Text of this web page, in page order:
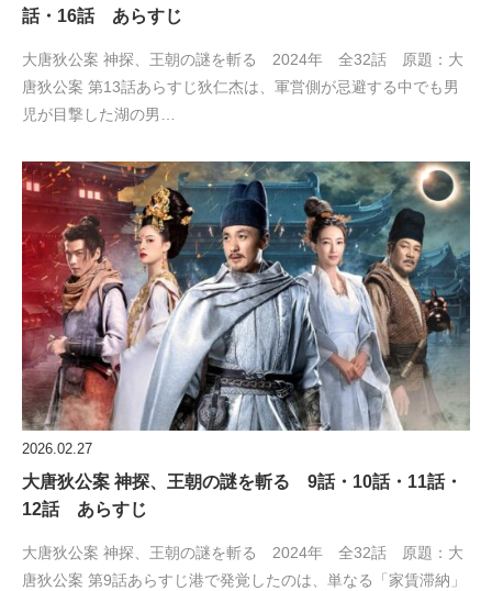
話・16話 あらすじ
大唐狄公案 神探、王朝の謎を斬る 2024年 全32話 原題：大
唐狄公案 第13話あらすじ狄仁杰は、軍営側が忌避する中でも男
児が目撃した湖の男…
2026.02.27
大唐狄公案 神探、王朝の謎を斬る 9話・10話・11話・
12話 あらすじ
大唐狄公案 神探、王朝の謎を斬る 2024年 全32話 原題：大
唐狄公案 第9話あらすじ港で発覚したのは、単なる「家賃滞納」